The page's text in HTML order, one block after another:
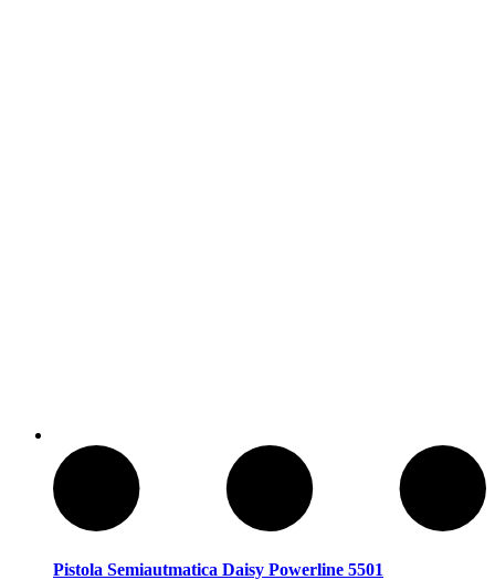
Arcos y Ballestas
Pistola Semiautmatica Daisy Powerline 5501